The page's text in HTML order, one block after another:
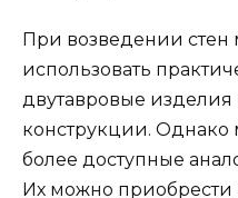
При возведении стен
использовать
двутавровые изделия
конструкции. Однако
более доступные
Их можно приобрести